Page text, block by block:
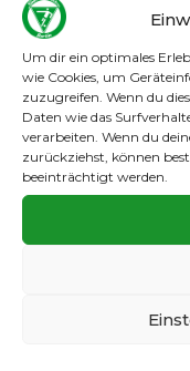
Um dir ein optimales
wie Cookies, um
zuzugreifen. Wenn du
Daten wie das
verarbeiten. Wenn du
zurückziehst, können
beeinträchtigt werden.
verschärfte,
unbedingt
festgesetzt.
anderem
Weiterlesen
Copyright ©